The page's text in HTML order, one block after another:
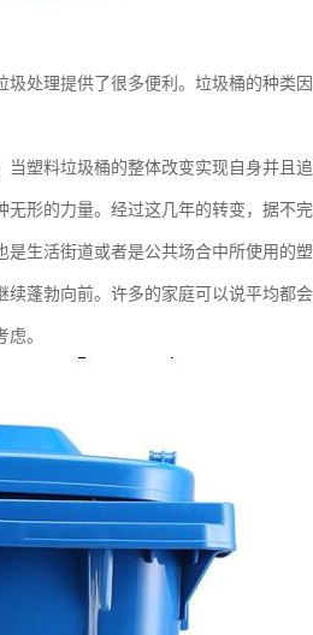
处理提供了很多便利。垃圾桶的种类
塑料垃圾桶的整体改变实现自身并且
形的力量。经过这几年的转变，据不
生活街道或者是公共场合中所使用的塑
蓬勃向前。许多的家庭可以说平均都
。